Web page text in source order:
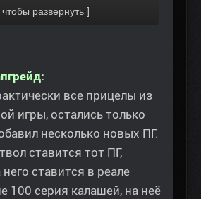
все прицелы из
игры, остались только
несколько новых ПГ.
ставится тот ПГ,
ставится в реале
100 серия калашей, на неё